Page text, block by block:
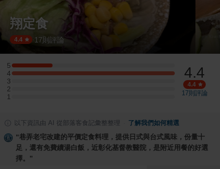
翔定食
4.4 17則評論
5
5 星：1 則評論
4
4 星：4 則評論
3
3 星：0 則評論
2
2 星：0 則評論
1
1 星：0 則評論
4.4
4.4
17則評論
以下資訊由 AI 從部落客食記彙整整理 了解我們如何精選
“巷弄老宅改建的平價定食料理，提供日式與台式風味，份量十
足，還有免費續湯白飯，近彰化基督教醫院，是附近用餐的好選
擇。 ”